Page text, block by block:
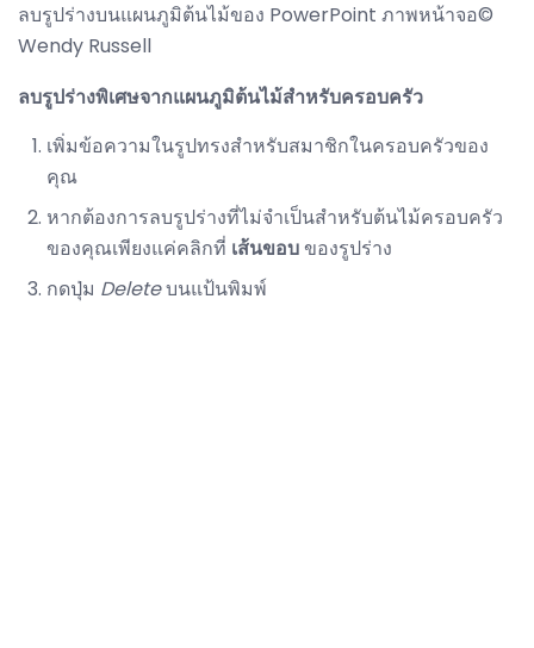
ลบรูปร่างบนแผนภูมิต้นไม้ของ PowerPoint ภาพหน้าจอ©
Wendy Russell
ลบรูปร่างพิเศษจากแผนภูมิต้นไม้สำหรับครอบครัว
เพิ่มข้อความในรูปทรงสำหรับสมาชิกในครอบครัวของ
คุณ
หากต้องการลบรูปร่างที่ไม่จำเป็นสำหรับต้นไม้ครอบครัว
ของคุณเพียงแค่คลิกที่ เส้นขอบของรูปร่าง
กดปุ่ม Deleteบนแป้นพิมพ์